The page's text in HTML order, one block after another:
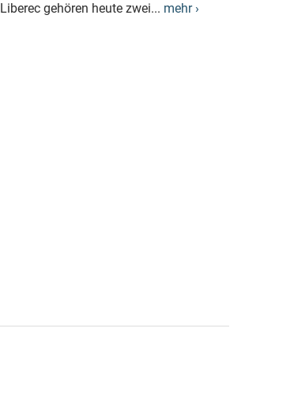
Liberec gehören heute zwei... mehr ›